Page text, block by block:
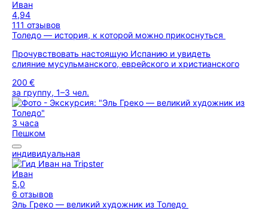
Иван
4,94
111 отзывов
Толедо — история, к которой можно прикоснуться
Прочувствовать настоящую Испанию и увидеть
слияние мусульманского, еврейского и христианского
200 €
за группу, 1–3 чел.
3 часа
Пешком
индивидуальная
Иван
5,0
6 отзывов
Эль Греко — великий художник из Толедо